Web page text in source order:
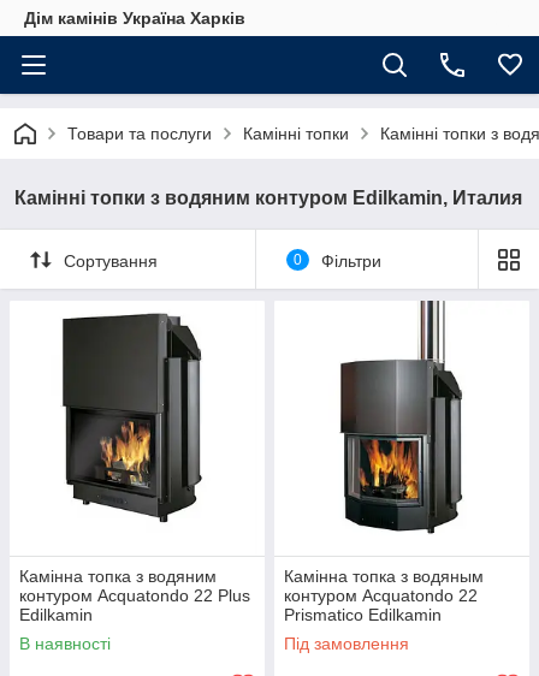
Дім камінів Україна Харків
Товари та послуги Камінні топки Камінні топки з
Камінні топки з водяним контуром Edilkamin, Италия
Сортування 0 Фільтри
Камінна топка з водяним
контуром Acquatondo 22 Plus
Edilkamin
В наявності
Камінна топка з водяным
контуром Acquatondo 22
Prismatico Edilkamin
Під замовлення